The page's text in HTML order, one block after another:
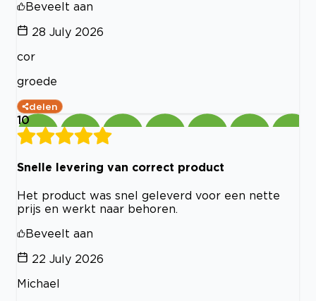
Beveelt aan
28 July 2026
cor
groede
delen
10
Snelle levering van correct product
Het product was snel geleverd voor een nette
prijs en werkt naar behoren.
Beveelt aan
22 July 2026
Michael